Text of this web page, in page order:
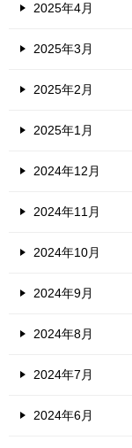
2025年4月
2025年3月
2025年2月
2025年1月
2024年12月
2024年11月
2024年10月
2024年9月
2024年8月
2024年7月
2024年6月